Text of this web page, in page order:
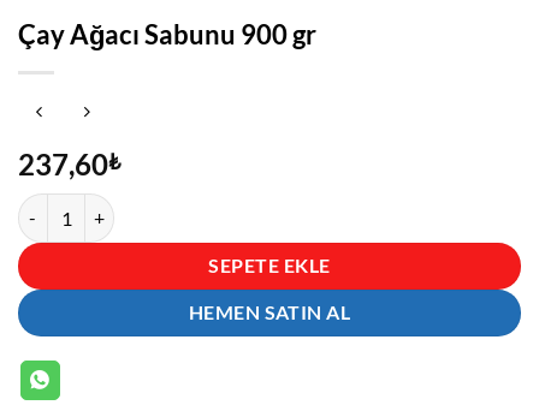
Çay Ağacı Sabunu 900 gr
237,60₺
Çay Ağacı Sabunu 900 gr adet
SEPETE EKLE
HEMEN SATIN AL